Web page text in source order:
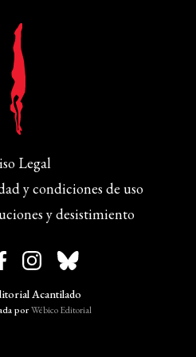
Legal
y condiciones de uso
y desistimiento
Acantilado
porWébico Editorial